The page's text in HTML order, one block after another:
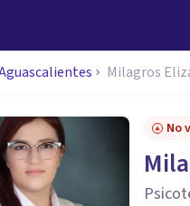
Milagros
No